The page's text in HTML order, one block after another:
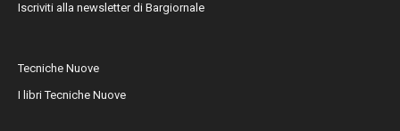
Iscriviti alla newsletter di Bargiornale
Tecniche Nuove
I libri Tecniche Nuove